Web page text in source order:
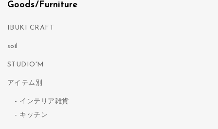
Goods/Furniture
IBUKI CRAFT
soil
STUDIO'M
アイテム別
インテリア雑貨
キッチン